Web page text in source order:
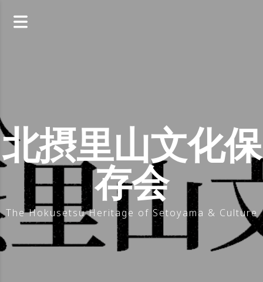
ッ
プ
北摂里山文化保
存会
The Hokusetsu Heritage of Setoyama & Culture